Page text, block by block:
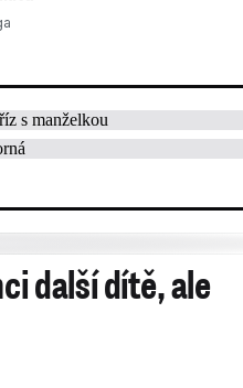
další dítě, ale